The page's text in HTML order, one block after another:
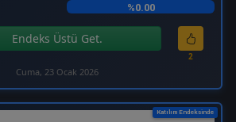
%0.00
Endeks Üstü Get.
2
Cuma, 23 Ocak 2026
Katılım Endeksinde